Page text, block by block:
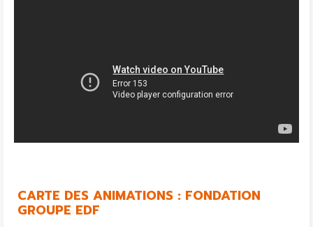
CARTE DES ANIMATIONS : FONDATION
GROUPE EDF